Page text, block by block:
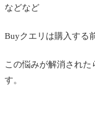
などなど
Buyクエリは購入する
この悩みが解消され
す。